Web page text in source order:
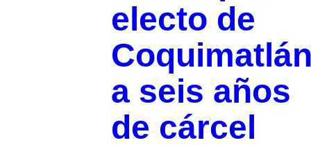
electo de
a seis años
de cárcel